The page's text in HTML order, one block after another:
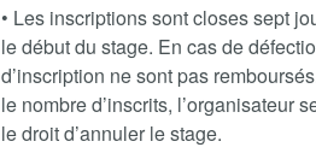
• Les inscriptions sont closes sept
le début du stage. En cas de
d’inscription ne sont pas
le nombre d’inscrits, l’organisateur
le droit d’annuler le stage.